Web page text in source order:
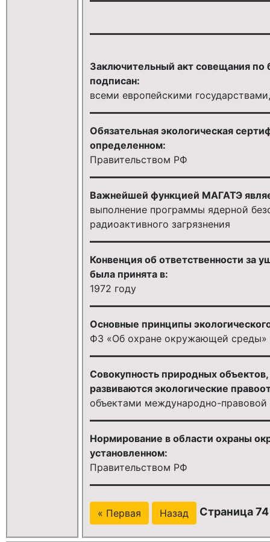
Заключительный акт совещания по
подписан:
всеми европейскими
Обязательная экологическая
определенном:
Правительством РФ
Важнейшей функцией МАГАТЭ
выполнение программы ядерной
радиоактивного загрязнения
Конвенция об ответственности за
была принята в:
1972 году
Основные принципы
ФЗ «Об охране окружающей среды»
Совокупность природных
развиваются экологические
объектами международно-правовой
Нормирование в области охраны
установленном:
Правительством РФ
« Первая Назад Страница